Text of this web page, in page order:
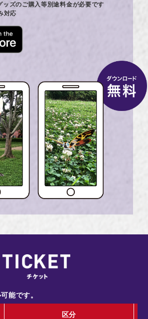
ズのご購入等別途料金が必要です
対応
能です。
区分